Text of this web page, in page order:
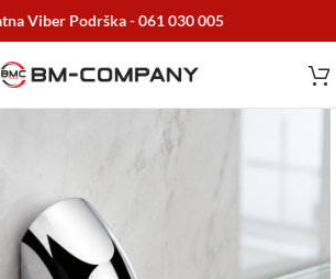
Viber Podrška -061 030 005